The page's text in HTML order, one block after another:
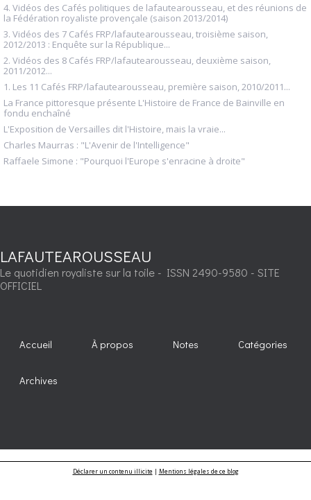
4. Vidéos des Cafés politiques de lafautearousseau, et des réunions de
la Fédération royaliste provençale (saison 2013/2014)
3. Vidéos des 7 Cafés FRP/lafautearousseau, troisième saison,
2012/2013 : Enquête sur la République...
2. Vidéos des 8 Cafés FRP/lafautearousseau, deuxième saison,
2011/2012...
1. Les 11 Cafés FRP/lafautearousseau, première saison, 2010/2011...
La France pittoresque présente L'Histoire de France de Bainville en
fondu enchaîné
L'Exposition de Versailles dit l'Histoire, mais la vraie...
Charles Maurras : "L'Avenir de l'Intelligence"
Raffaele Simone : "Pourquoi l'Europe s'enracine à droite"
LAFAUTEAROUSSEAU
Le quotidien royaliste sur la toile - ISSN 2490-9580 - SITE
OFFICIEL
Accueil À propos Notes Catégories
Archives
Déclarer un contenu illicite| Mentions légales de ce blog